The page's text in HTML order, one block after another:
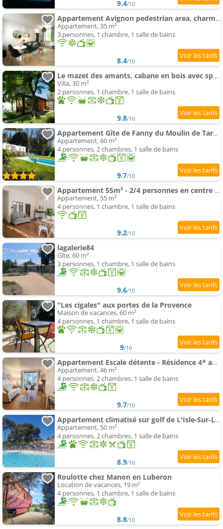
9.4/10
Appartement Avignon pedestrian area, charmant, 3 persons
Appartement, 35 m²
3 personnes, 1 chambre, 1 salle de bains
8.4/10
Le mazet des amants, cabane en bois avec spa privatif
Villa, 30 m²
2 personnes, 1 chambre, 1 salle de bains
9.8/10
Appartement Gîte de Fanny du Moulin de Tartay en Avignon
Appartement, 60 m²
4 personnes, 2 chambres, 1 salle de bains
9.7/10
Appartement 55m² - 2/4 personnes en centre ville
Appartement, 55 m²
4 personnes, 1 chambre, 1 salle de bains
9.2/10
lagalerie84
Gîte, 60 m²
3 personnes, 1 chambre, 1 salle de bains
9.6/10
"Les cigales" aux portes de la Provence
Maison de vacances, 60 m²
4 personnes, 1 chambre, 1 salle de bains
9/10
Appartement Escale détente - Résidence 4* au sein d'un Golf
Appartement, 46 m²
4 personnes, 2 chambres, 1 salle de bains
9.7/10
Appartement climatisé sur golf de L'Isle-Sur-La-Sorgue
Appartement, 50 m²
4 personnes, 2 chambres, 1 salle de bains
8.9/10
Roulotte chez Manon en Luberon
Location de vacances, 19 m²
4 personnes, 1 chambre, 1 salle de bains
8.8/10